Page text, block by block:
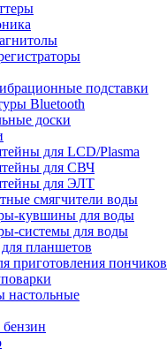
подставки
Bluetooth
доски
для LCD/Plasma
для СВЧ
для ЭЛТ
смягчители воды
кувшины для воды
системы для воды
планшетов
приготовления пончиков
настольные